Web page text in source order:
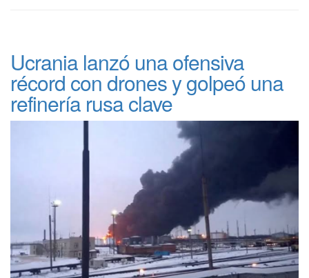
Ucrania lanzó una ofensiva
récord con drones y golpeó una
refinería rusa clave